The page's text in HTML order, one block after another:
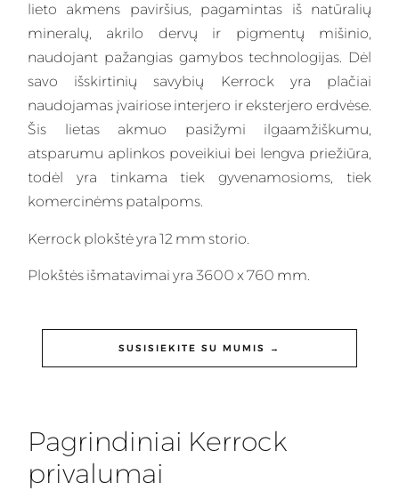
lieto akmens paviršius, pagamintas iš natūralių
mineralų, akrilo dervų ir pigmentų mišinio,
naudojant pažangias gamybos technologijas. Dėl
savo išskirtinių savybių
Kerrockyra plačiai
naudojamas įvairiose interjero ir eksterjero erdvėse.
Šis lietas akmuo pasižymi ilgaamžiškumu,
atsparumu aplinkos poveikiui bei lengva priežiūra,
todėl yra tinkama tiek gyvenamosioms, tiek
komercinėms patalpoms.
Kerrock plokštė yra 12 mm storio.
Plokštės išmatavimai yra 3600 x 760 mm.
SUSISIEKITE SU MUMIS →
Pagrindiniai Kerrock
privalumai